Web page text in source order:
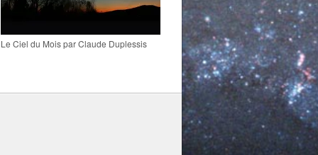
Le Ciel du Mois par Claude Duplessis